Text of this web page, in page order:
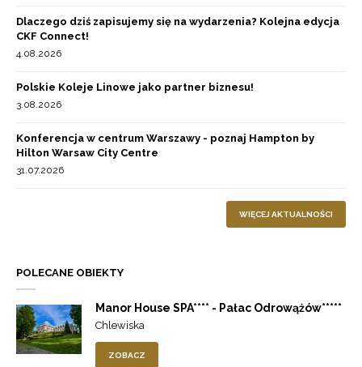
Dlaczego dziś zapisujemy się na wydarzenia? Kolejna edycja
CKF Connect!
4.08.2026
Polskie Koleje Linowe jako partner biznesu!
3.08.2026
Konferencja w centrum Warszawy - poznaj Hampton by
Hilton Warsaw City Centre
31.07.2026
WIĘCEJ AKTUALNOŚCI
POLECANE OBIEKTY
Manor House SPA**** - Pałac Odrowążów*****
Chlewiska
ZOBACZ